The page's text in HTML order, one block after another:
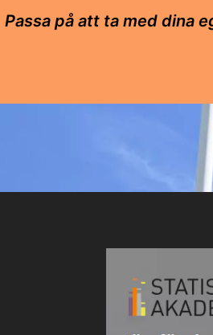
Passa på att ta med dina